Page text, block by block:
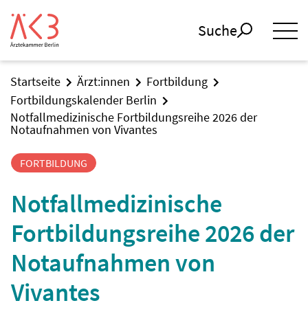
Suche
Startseite Ärzt:innen
Fortbildung
Fortbildungskalender Berlin
Notfallmedizinische Fortbildungsreihe 2026 der
Notaufnahmen von Vivantes
FORTBILDUNG
Notfallmedizinische
Fortbildungsreihe 2026 der
Notaufnahmen von
Vivantes